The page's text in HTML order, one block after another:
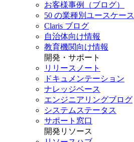
お客様事例（ブログ）
50 の業種別ユースケース
Claris ブログ
自治体向け情報
教育機関向け情報
開発・サポート
リリースノート
ドキュメンテーション
ナレッジベース
エンジニアリングブログ
システムステータス
サポート窓口
開発リソース